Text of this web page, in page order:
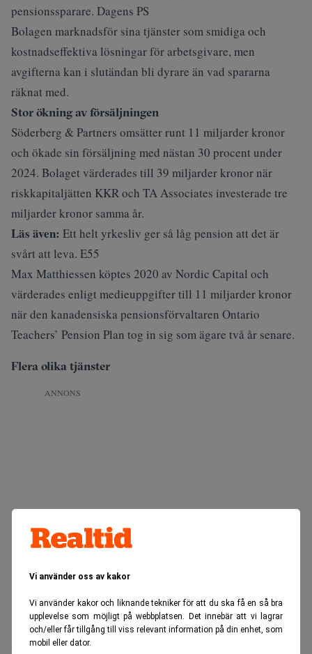
Vi använder oss av kakor
Vi använder kakor och liknande tekniker för att du ska få en så bra
upplevelse som möjligt på webbplatsen. Det innebär att vi lagrar
och/eller får tillgång till viss relevant information på din enhet, som
mobil eller dator.
pensionssparare. Dagens PS
Bolagen marknadsför sina tjänster som smidiga och
kostnadseffektiva lösningar för arbetsgivare, men
avgifterna kan i slutändan bli dyrare än vad spararna
räknat med.
Stor ökning av försäljningen
Söderberg & Partners omsätter runt 11 miljarder kronor
och ökade sin försäljning med nästan 30 procent under
2024. Bolaget värderades till 39 miljarder kronor när
riskkapitaljätten KKR och TA Associates investerade tre
miljarder kronor samma år.
Läs även: Ett helt yrkesliv ger så låg pension att det är
svårt att leva. E55
Max Matthiessen köptes 2020 av Nordic Capital och
värderades enligt medieuppgifter till 11 miljarder kronor
när den kanadensiska pensionsförvaltaren Ontario
Teachers’ Pension Plan tog in sig som ägare två år senare.
Flera olika tjänster
ANNONS
Affärsmodellen bygger på flera ben. Arbetsgivaren erbjuds